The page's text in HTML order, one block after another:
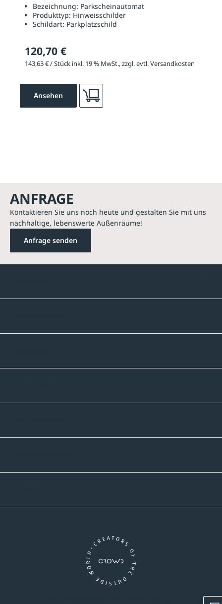
Bezeichnung: Parkscheinautomat
Produkttyp: Hinweisschilder
Schildart: Parkplatzschild
120,70 €
143,63 € / Stück inkl. 19 % MwSt., zzgl. evtl. Versandkosten
Ansehen
ANFRAGE
Kontaktieren Sie uns noch heute und gestalten Sie mit uns
nachhaltige, lebenswerte Außenräume!
Anfrage senden